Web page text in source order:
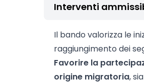
Interventi
Il bando valorizza le
raggiungimento dei
Favorire la
origine migratoria,